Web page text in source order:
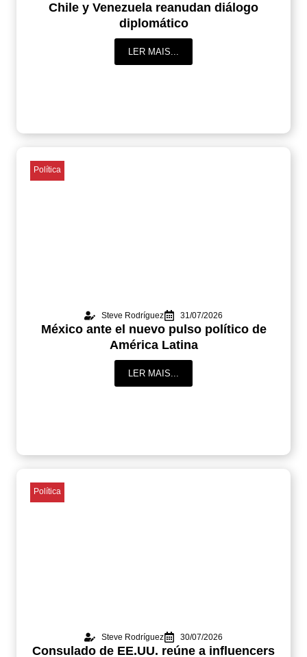
Chile y Venezuela reanudan diálogo
diplomático
LER MAIS...
Política
Steve Rodríguez 31/07/2026
México ante el nuevo pulso político de
América Latina
LER MAIS...
Política
Steve Rodríguez 30/07/2026
Consulado de EE.UU. reúne a influencers